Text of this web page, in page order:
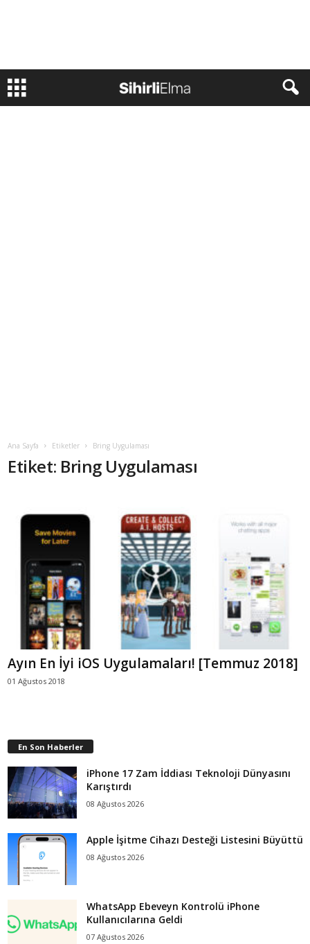
Ana Sayfa Etiketler Bring Uygulaması
Etiket: Bring Uygulaması
Ayın En İyi iOS Uygulamaları! [Temmuz 2018]
01 Ağustos 2018
En Son Haberler
iPhone 17 Zam İddiası Teknoloji Dünyasını
Karıştırdı
08 Ağustos 2026
Apple İşitme Cihazı Desteği Listesini Büyüttü
08 Ağustos 2026
WhatsApp Ebeveyn Kontrolü iPhone
Kullanıcılarına Geldi
07 Ağustos 2026